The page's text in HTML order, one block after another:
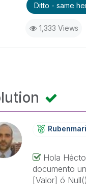
Ditto - same
1,333 Views
Hola
documento
[Valor] ó